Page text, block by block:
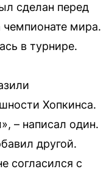
сделан перед
мира.
в турнире.
Хопкинса.
– написал один.
другой.
согласился с